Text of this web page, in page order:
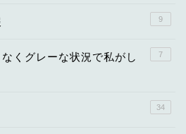
9
くグレーな状況で私がし
7
34